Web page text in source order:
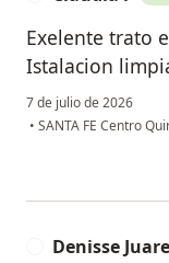
Exelente trato
Istalacion
7 de julio de 2026
• SANTA FE Centro
Denisse